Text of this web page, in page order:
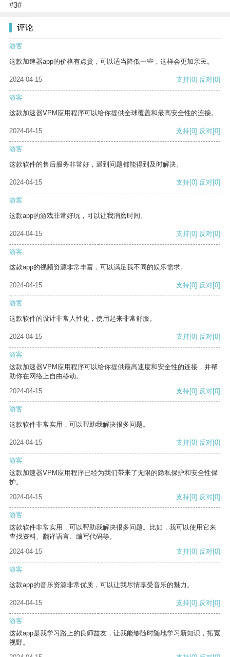
#3#
评论
游客
这款加速器app的价格有点贵，可以适当降低一些，这样会更加亲民。
2024-04-15 支持[0] 反对[0]
游客
这款加速器VPM应用程序可以给你提供全球覆盖和最高安全性的连接。
2024-04-15 支持[0] 反对[0]
游客
这款软件的售后服务非常好，遇到问题都能得到及时解决。
2024-04-15 支持[0] 反对[0]
游客
这款app的游戏非常好玩，可以让我消磨时间。
2024-04-15 支持[0] 反对[0]
游客
这款app的视频资源非常丰富，可以满足我不同的娱乐需求。
2024-04-15 支持[0] 反对[0]
游客
这款软件的设计非常人性化，使用起来非常舒服。
2024-04-15 支持[0] 反对[0]
游客
这款加速器VPM应用程序可以给你提供最高速度和安全性的连接，并帮
助你在网络上自由移动。
2024-04-15
支持[0] 反对[0]
游客
这款软件非常实用，可以帮助我解决很多问题。
2024-04-15 支持[0] 反对[0]
游客
这款加速器VPM应用程序已经为我们带来了无限的隐私保护和安全性保
护。
2024-04-15
支持[0] 反对[0]
游客
这款软件非常实用，可以帮助我解决很多问题。比如，我可以使用它来
查找资料、翻译语言、编写代码等。
2024-04-15
支持[0] 反对[0]
游客
这款app的音乐资源非常优质，可以让我尽情享受音乐的魅力。
2024-04-15 支持[0] 反对[0]
游客
这款app是我学习路上的良师益友，让我能够随时随地学习新知识，拓宽
视野。